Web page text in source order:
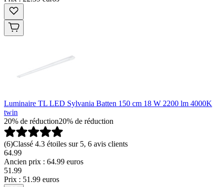
Luminaire TL LED Sylvania Batten 150 cm 18 W 2200 lm 4000K
twin
20% de réduction20% de réduction
(6)Classé 4.3 étoiles sur 5, 6 avis clients
64.99
Ancien prix : 64.99 euros
51.99
Prix : 51.99 euros